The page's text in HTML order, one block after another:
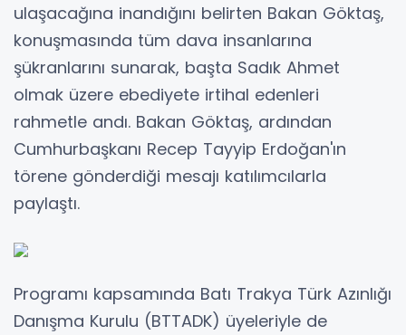
ulaşacağına inandığını belirten Bakan Göktaş,
konuşmasında tüm dava insanlarına
şükranlarını sunarak, başta Sadık Ahmet
olmak üzere ebediyete irtihal edenleri
rahmetle andı. Bakan Göktaş, ardından
Cumhurbaşkanı Recep Tayyip Erdoğan'ın
törene gönderdiği mesajı katılımcılarla
paylaştı.
Programı kapsamında Batı Trakya Türk Azınlığı
Danışma Kurulu (BTTADK) üyeleriyle de